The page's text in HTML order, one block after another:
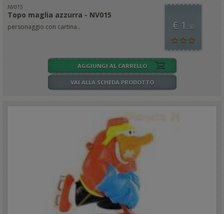
NV015
Topo maglia azzurra - NV015
personaggio con cartina.. € 1 ,50
AGGIUNGI AL CARRELLO
VAI ALLA SCHEDA PRODOTTO